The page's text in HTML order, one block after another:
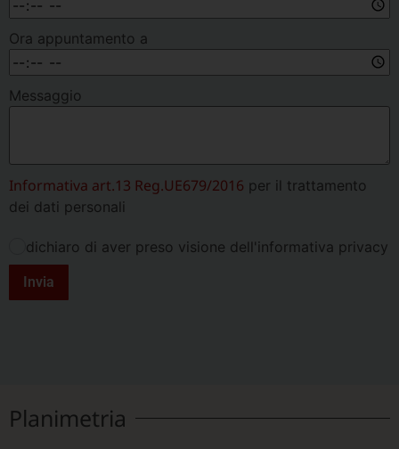
Ora appuntamento a
Messaggio
Informativa art.13 Reg.UE679/2016 per il trattamento
dei dati personali
dichiaro di aver preso visione dell'informativa privacy
Invia
Planimetria